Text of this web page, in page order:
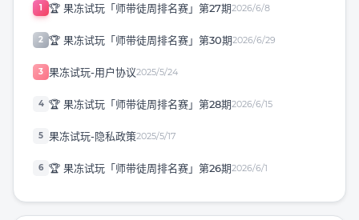
1 🏆 果冻试玩「师带徒周排名赛」第27期2026/6/8
2 🏆 果冻试玩「师带徒周排名赛」第30期2026/6/29
3 果冻试玩-用户协议2025/5/24
4 🏆 果冻试玩「师带徒周排名赛」第28期2026/6/15
5 果冻试玩-隐私政策2025/5/17
6 🏆 果冻试玩「师带徒周排名赛」第26期2026/6/1